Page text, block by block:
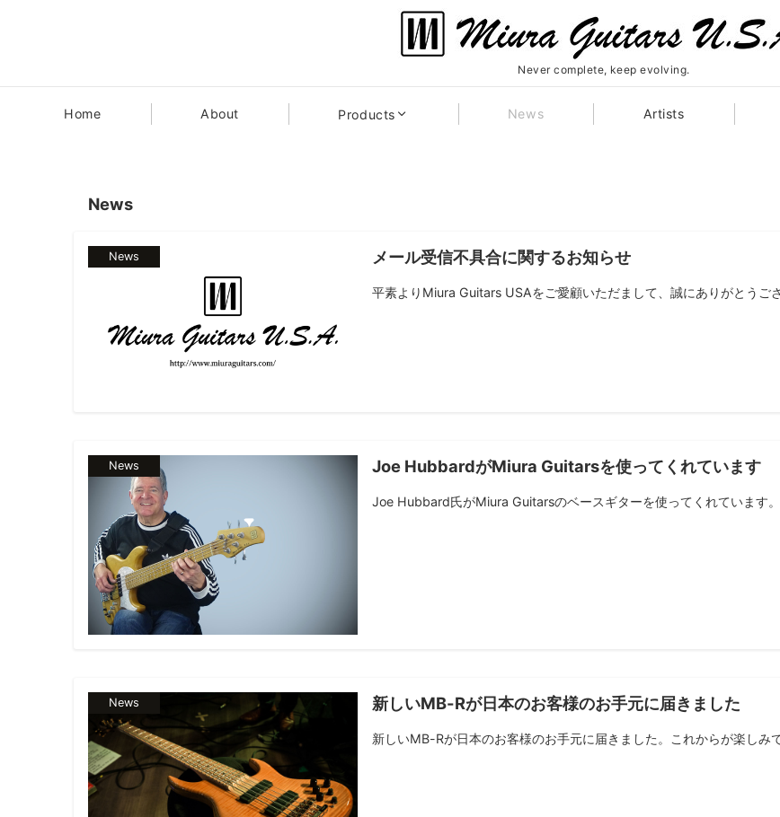
Never complete, keep evolving.
Home About Products News Artists
News
News メール受信不具合に関するお知らせ
平素よりMiura Guitars USAをご愛顧いただまして、誠にありがとうご
News Joe HubbardがMiura Guitarsを使ってくれています
Joe Hubbard氏がMiura Guitarsのベースギターを使ってくれています
News 新しいMB-Rが日本のお客様のお手元に届きました
新しいMB-Rが日本のお客様のお手元に届きました。これからが楽しみ